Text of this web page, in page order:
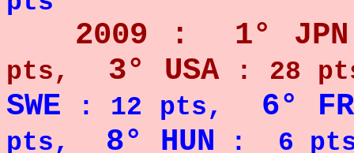
2009 : 1° JPN
pts,
3° USA: 28
SWE : 12 pts, 6°
pts, 8° HUN : 6